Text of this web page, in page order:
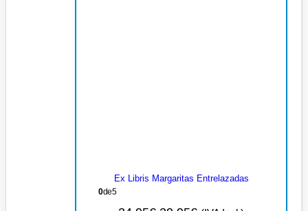
Ex Libris Margaritas Entrelazadas
0de 5